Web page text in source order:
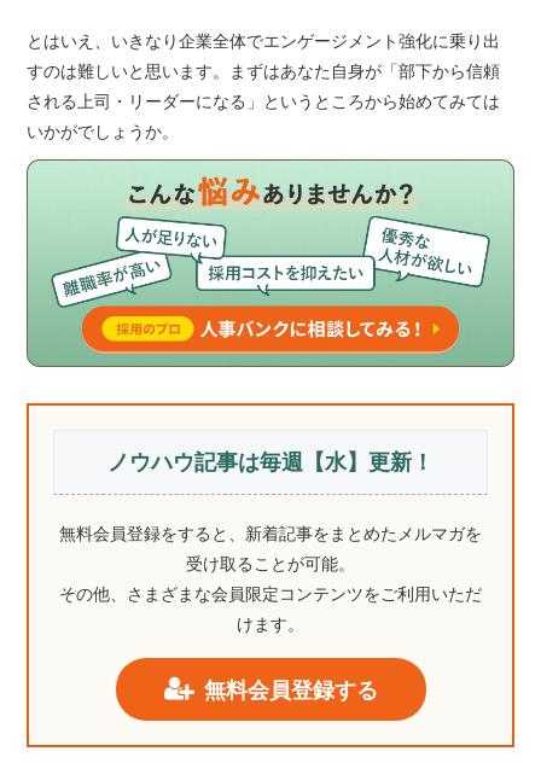
とはいえ、いきなり企業全体でエンゲージメント強化に乗り出
すのは難しいと思います。まずはあなた自身が「部下から信頼
される上司・リーダーになる」というところから始めてみては
いかがでしょうか。
ノウハウ記事は毎週【水】更新！
無料会員登録をすると、新着記事をまとめたメルマガを
受け取ることが可能。
その他、さまざまな会員限定コンテンツをご利用いただ
けます。
無料会員登録する